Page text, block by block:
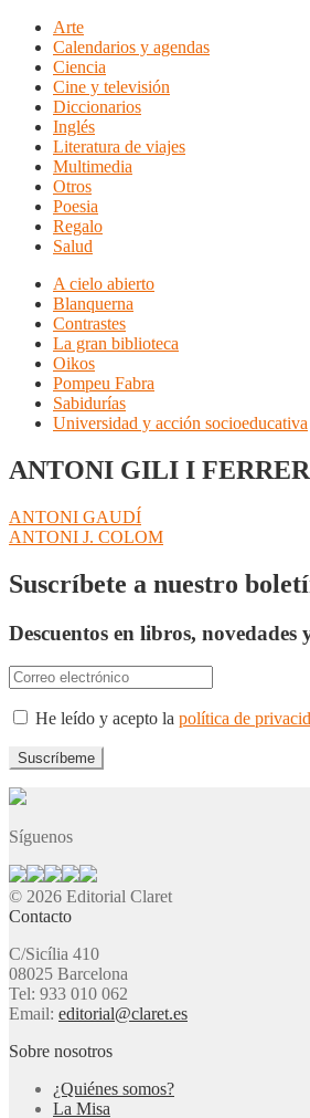
Arte
Calendarios y agendas
Ciencia
Cine y televisión
Diccionarios
Inglés
Literatura de viajes
Multimedia
Otros
Poesia
Regalo
Salud
A cielo abierto
Blanquerna
Contrastes
La gran biblioteca
Oikos
Pompeu Fabra
Sabidurías
Universidad y acción socioeducativa
ANTONI GILI I FERRER
Navegación
de
entradas
Anterior:
ANTONI GAUDÍ
Siguiente:
ANTONI J. COLOM
Suscríbete a nuestro
Descuentos en libros, novedades
He leído y acepto la política de
Síguenos
© 2026 Editorial Claret
Contacto
C/Sicília 410
08025 Barcelona
Tel: 933 010 062
Email: editorial@claret.es
Sobre nosotros
¿Quiénes somos?
La Misa